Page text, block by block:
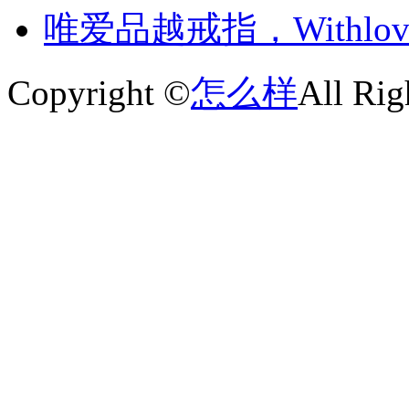
唯爱品越戒指，
Copyright ©怎么样All